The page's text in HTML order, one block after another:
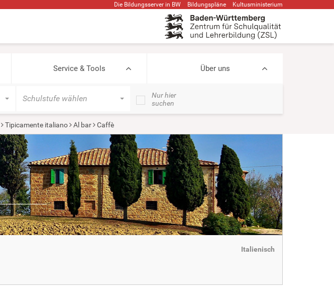
Die Bildungsserver in BW Bildungspläne Kultusministerium
Service & Tools Über uns
Schulstufe wählen
Nur hier
suchen
Tipicamente italiano Al bar Caffè
Italienisch